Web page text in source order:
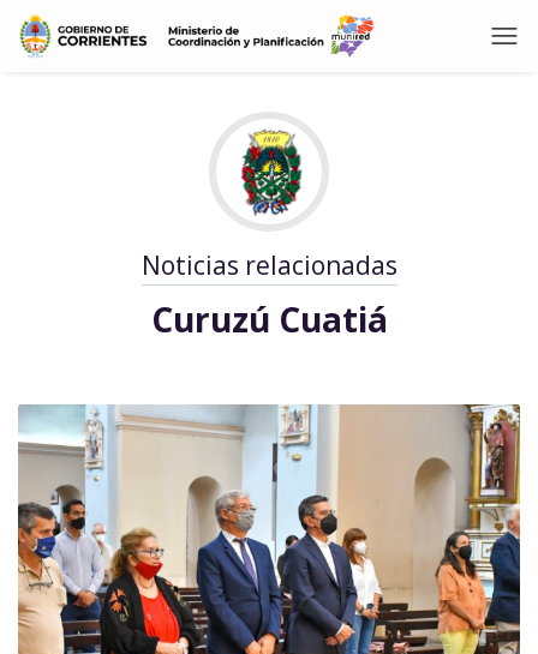
Noticias relacionadas
Curuzú Cuatiá